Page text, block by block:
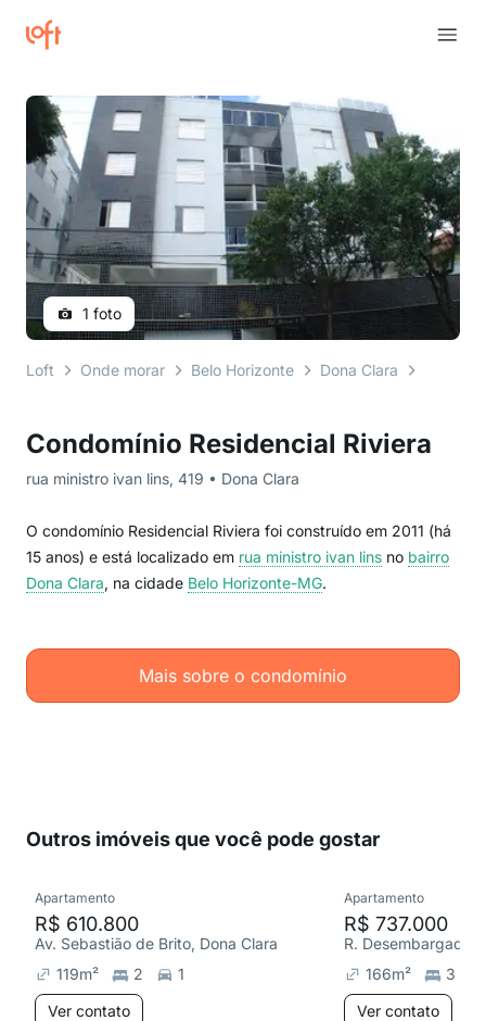
Condomínio Residencial Riviera
rua ministro ivan lins, 419 • Dona Clara
O condomínio Residencial Riviera foi construído em 2011 (há
15 anos) e está localizado em rua ministro ivan lins no bairro
Dona Clara, na cidade Belo Horizonte-MG.
Mais sobre o condomínio
1 foto
Loft Onde morar Belo Horizonte Dona Clara
Outros imóveis que você pode gostar
Apartamento
R$ 610.800
Av. Sebastião de Brito, Dona Clara
119m² 2
1
Ver contato
Apartamento
R$ 737.000
166m²
3
Ver contato